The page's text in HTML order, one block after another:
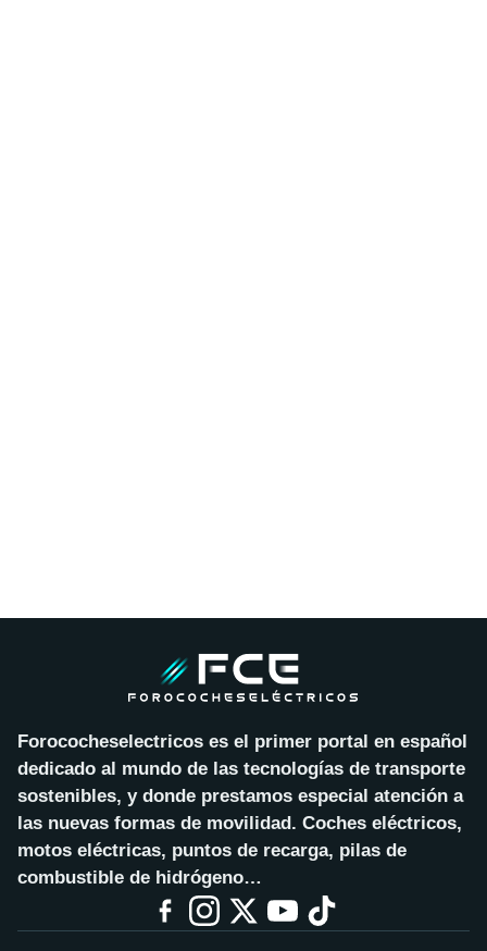
Forococheselectricos es el primer portal en español
dedicado al mundo de las tecnologías de transporte
sostenibles, y donde prestamos especial atención a
las nuevas formas de movilidad. Coches eléctricos,
motos eléctricas, puntos de recarga, pilas de
combustible de hidrógeno…